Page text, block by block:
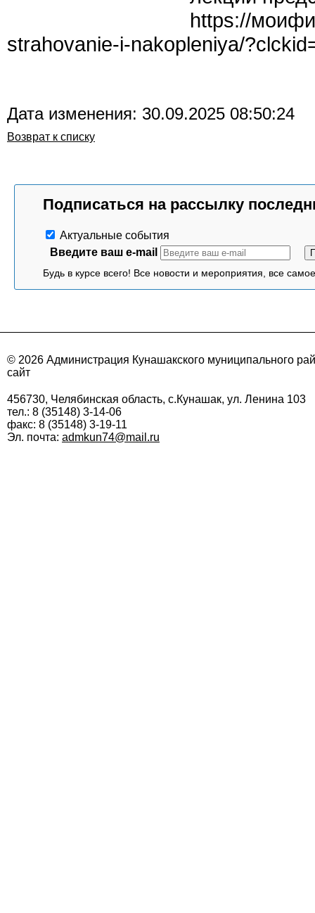
https://
strahovanie-i-nakopleniya/
Дата изменения: 30.09.2025 08:50:24
Возврат к списку
Подписаться на рассылку
Актуальные события
Введите ваш e-mail
Будь в курсе всего! Все новости и мероприятия, все
© 2026 Администрация Кунашакского муниципального
сайт
456730, Челябинская область, с.Кунашак, ул. Ленина 103
тел.: 8 (35148) 3-14-06
факс: 8 (35148) 3-19-11
Эл. почта: admkun74@mail.ru